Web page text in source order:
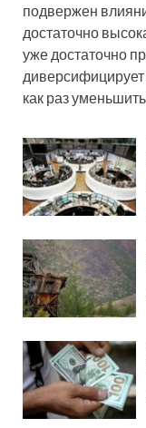
подвержен
достаточно
уже достаточно
как раз